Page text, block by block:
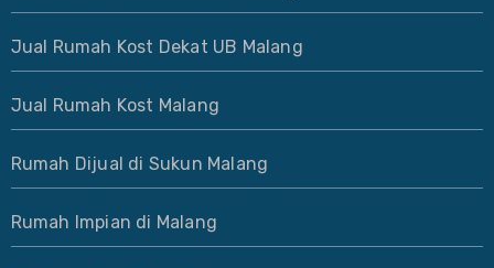
Jual Rumah Kost Dekat UB Malang
Jual Rumah Kost Malang
Rumah Dijual di Sukun Malang
Rumah Impian di Malang